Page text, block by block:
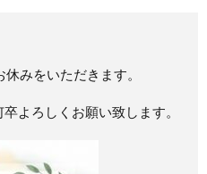
みをいただきます。
よろしくお願い致します。